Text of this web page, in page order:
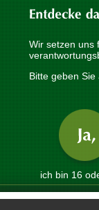
Wir setzen uns
Bitte geben
ich bin 16